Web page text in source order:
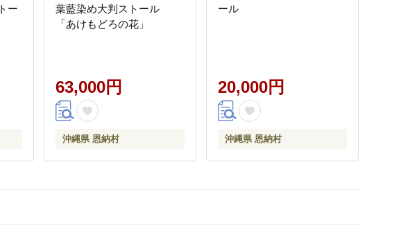
ー
葉藍染め大判ストール
「あけもどろの花」
63,000円
沖縄県 恩納村
ール
20,000円
沖縄県 恩納村